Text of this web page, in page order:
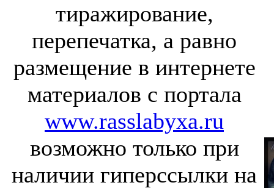
тиражирование,
перепечатка, а равно
размещение в интернете
материалов с портала
www.rasslabyxa.ru
возможно только при
наличии гиперссылки на